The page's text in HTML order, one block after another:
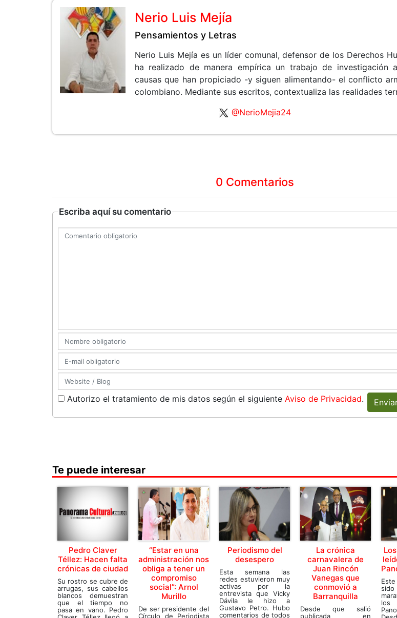
Nerio Luis Mejía
Pensamientos y Letras
Nerio Luis Mejía es un líder comunal, defensor de los Derechos
ha realizado de manera empírica un trabajo de investigación
causas que han propiciado -y siguen alimentando- el conflicto
colombiano. Mediante sus escritos, contextualiza las realidades
@NerioMejia24
0 Comentarios
Escriba aquí su comentario
Autorizo el tratamiento de mis datos según el siguiente Aviso de Privacidad.
Te puede interesar
Pedro Claver
Téllez: Hacen falta
crónicas de ciudad
Su rostro se cubre de
arrugas, sus cabellos
blancos demuestran
que el tiempo no
pasa en vano. Pedro
“Estar en una
administración nos
obliga a tener un
compromiso
social”: Arnol
Murillo
De ser presidente del
Círculo de Periodista
Periodismo del
desespero
Esta semana las
redes estuvieron muy
activas por la
entrevista que Vicky
Dávila le hizo a
Gustavo Petro. Hubo
comentarios de todos
La crónica
carnavalera de
Juan Rincón
Vanegas que
conmovió a
Barranquilla
Desde que salió
publicada en
los